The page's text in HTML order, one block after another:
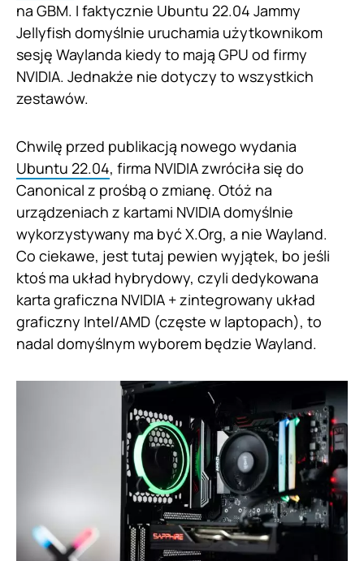
na GBM. I faktycznie Ubuntu 22.04 Jammy
Jellyfish domyślnie uruchamia użytkownikom
sesję Waylanda kiedy to mają GPU od firmy
NVIDIA. Jednakże nie dotyczy to wszystkich
zestawów.
Chwilę przed publikacją nowego wydania
Ubuntu 22.04, firma NVIDIA zwróciła się do
Canonical z prośbą o zmianę. Otóż na
urządzeniach z kartami NVIDIA domyślnie
wykorzystywany ma być X.Org, a nie Wayland.
Co ciekawe, jest tutaj pewien wyjątek, bo jeśli
ktoś ma układ hybrydowy, czyli dedykowana
karta graficzna NVIDIA + zintegrowany układ
graficzny Intel/AMD (częste w laptopach), to
nadal domyślnym wyborem będzie Wayland.